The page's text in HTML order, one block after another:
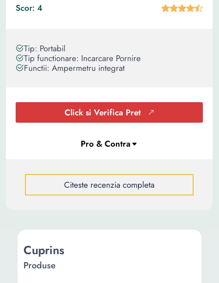
Scor: 4
Tip: Portabil
Tip functionare: Incarcare Pornire
Functii: Ampermetru integrat
Click si Verifica Pret
Citeste recenzia completa
Cuprins
Produse